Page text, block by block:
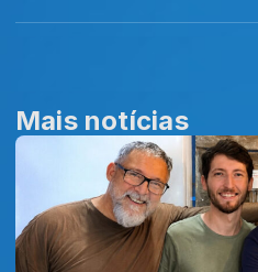
Mais notícias